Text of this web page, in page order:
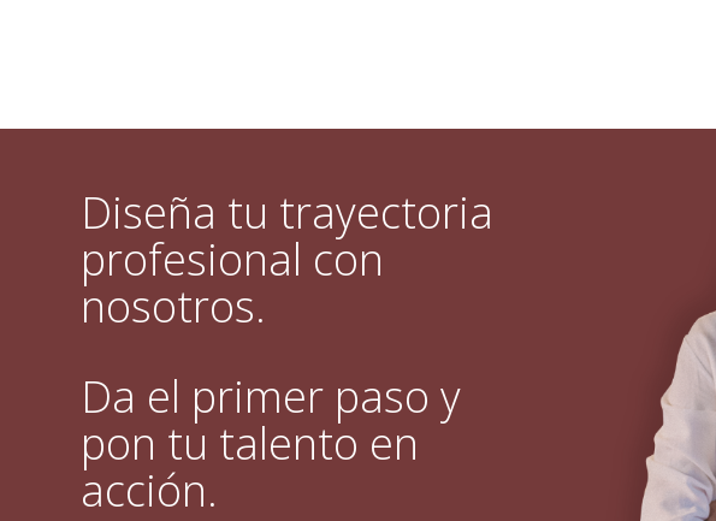
Diseña tu trayectoria
profesional con
nosotros.
Da el primer paso y
pon tu talento en
acción.